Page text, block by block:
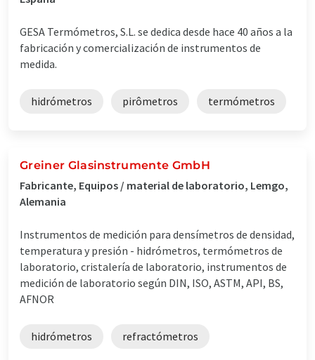
GESA Termómetros, S.L. se dedica desde hace 40 años a la
fabricación y comercialización de instrumentos de
medida.
hidrómetros pirômetros termómetros
Greiner Glasinstrumente GmbH
Fabricante, Equipos / material de laboratorio, Lemgo,
Alemania
Instrumentos de medición para densímetros de densidad,
temperatura y presión - hidrómetros, termómetros de
laboratorio, cristalería de laboratorio, instrumentos de
medición de laboratorio según DIN, ISO, ASTM, API, BS,
AFNOR
hidrómetros refractómetros